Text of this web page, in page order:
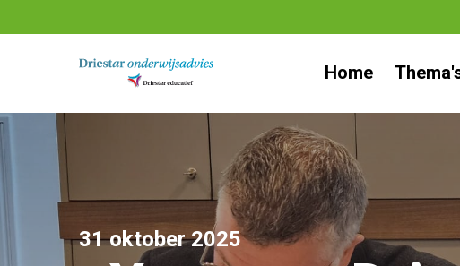
Home
31 oktober 2025